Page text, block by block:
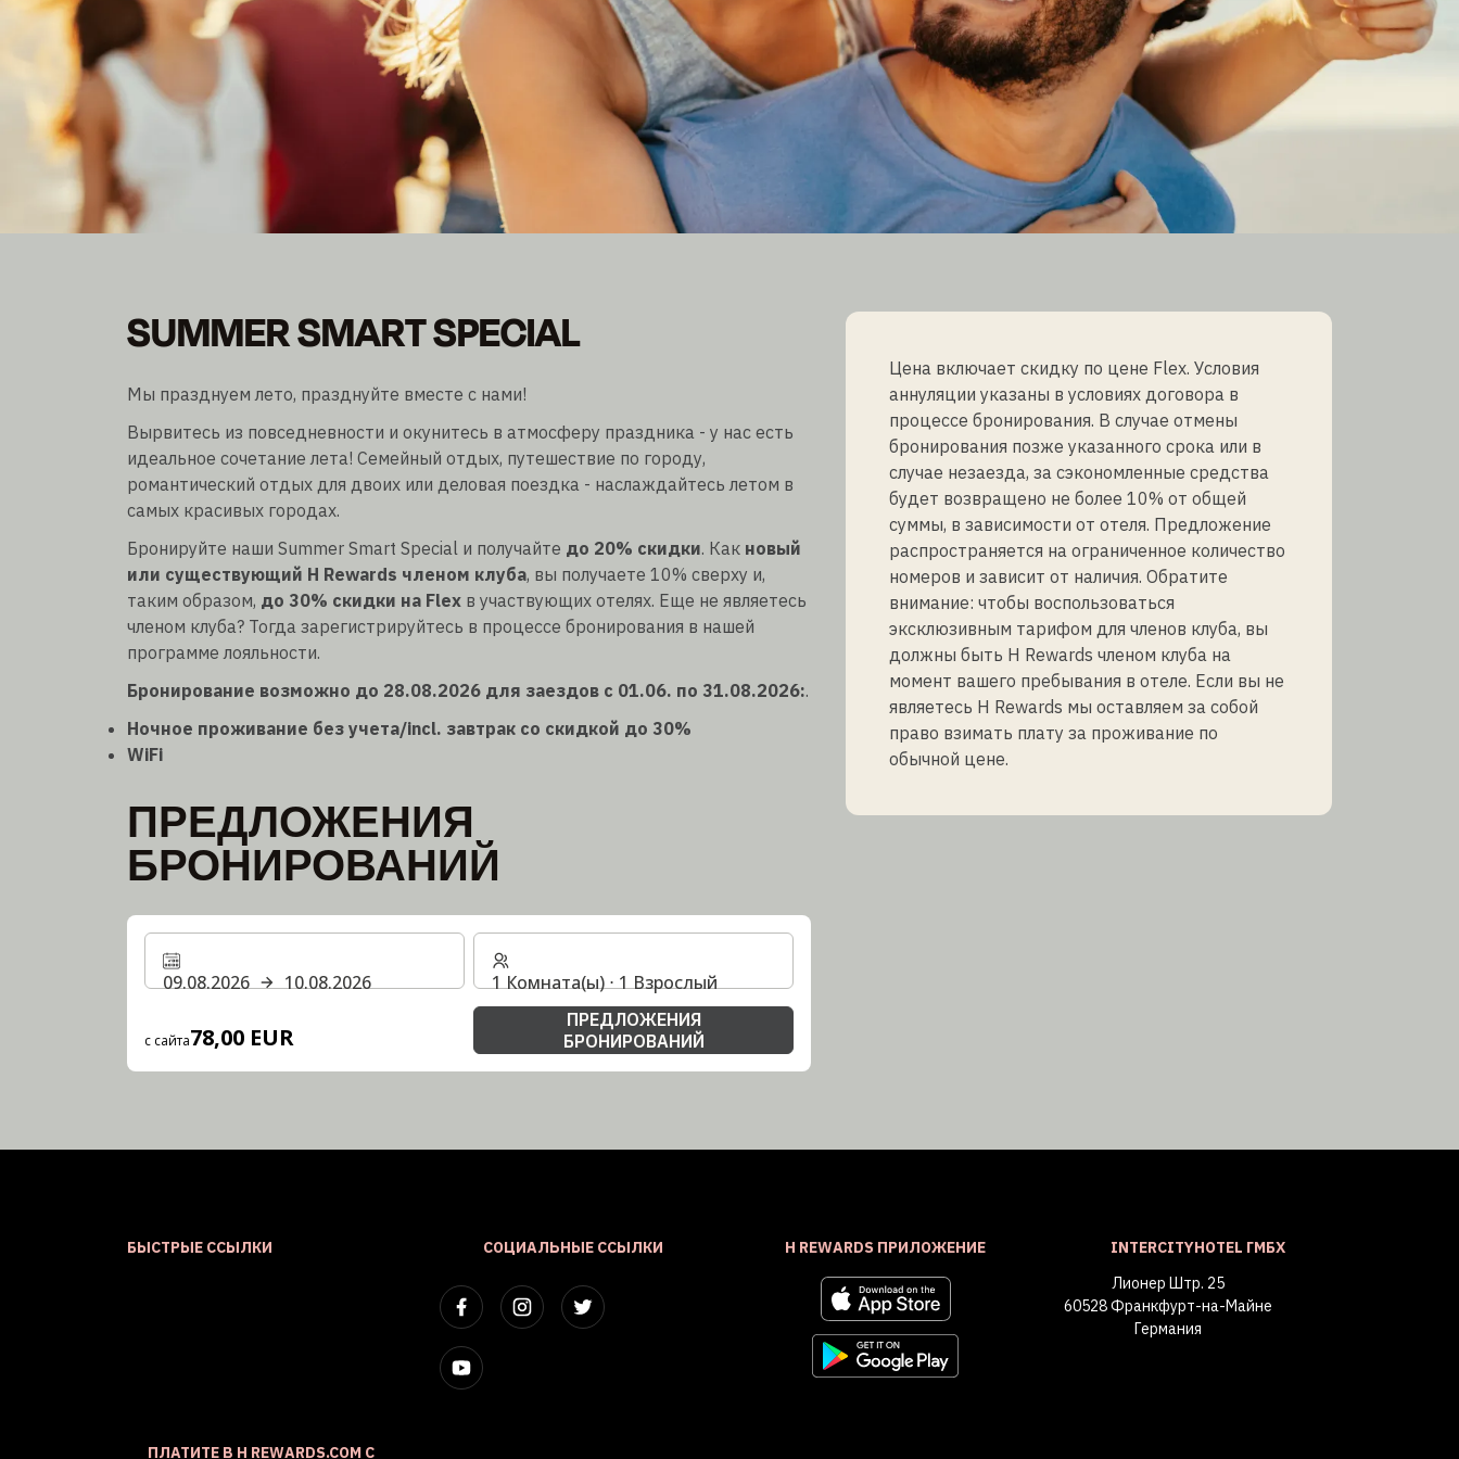
Станьте членом клуба и экономьте до 30%.
SUMMER SMART SPECIAL
Мы празднуем лето, празднуйте вместе с нами!
Вырвитесь из повседневности и окунитесь в атмосферу праздника - у нас есть
идеальное сочетание лета! Семейный отдых, путешествие по городу,
романтический отдых для двоих или деловая поездка - наслаждайтесь летом в
самых красивых городах.
Бронируйте наши Summer Smart Special и получайте до 20% скидки. Как новый
или существующий H Rewards членом клуба, вы получаете 10% сверху и,
таким образом, до 30% скидки на Flex в участвующих отелях. Еще не являетесь
членом клуба? Тогда зарегистрируйтесь в процессе бронирования в нашей
программе лояльности.
Бронирование возможно до 28.08.2026 для заездов с 01.06. по 31.08.2026:.
Ночное проживание без учета/incl. завтрак со скидкой до 30%
WiFi
ПРЕДЛОЖЕНИЯ
БРОНИРОВАНИЙ
09.08.2026 10.08.2026
с сайта78,00 EUR
1 Комната(ы) ⋅ 1 Взрослый
ПРЕДЛОЖЕНИЯ
БРОНИРОВАНИЙ
Цена включает скидку по цене Flex. Условия
аннуляции указаны в условиях договора в
процессе бронирования. В случае отмены
бронирования позже указанного срока или в
случае незаезда, за сэкономленные средства
будет возвращено не более 10% от общей
суммы, в зависимости от отеля. Предложение
распространяется на ограниченное количество
номеров и зависит от наличия. Обратите
внимание: чтобы воспользоваться
эксклюзивным тарифом для членов клуба, вы
должны быть H Rewards членом клуба на
момент вашего пребывания в отеле. Если вы не
являетесь H Rewards мы оставляем за собой
право взимать плату за проживание по
обычной цене.
БЫСТРЫЕ ССЫЛКИ СОЦИАЛЬНЫЕ ССЫЛКИ H REWARDS ПРИЛОЖЕНИЕ
INTERCITYHOTEL ГМБХ
Лионер Штр. 25
60528 Франкфурт-на-Майне
Германия
ПЛАТИТЕ В H REWARDS.COM С